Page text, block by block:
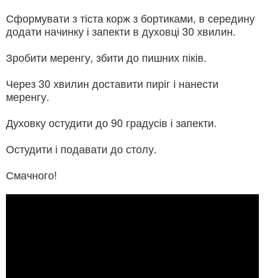
Сформувати з тіста корж з бортиками, в середину
додати начинку і запекти в духовці 30 хвилин.
Зробити меренгу, збити до пишних піків.
Через 30 хвилин доставити пиріг і нанести
меренгу.
Духовку остудити до 90 градусів і запекти.
Остудити і подавати до столу.
Смачного!